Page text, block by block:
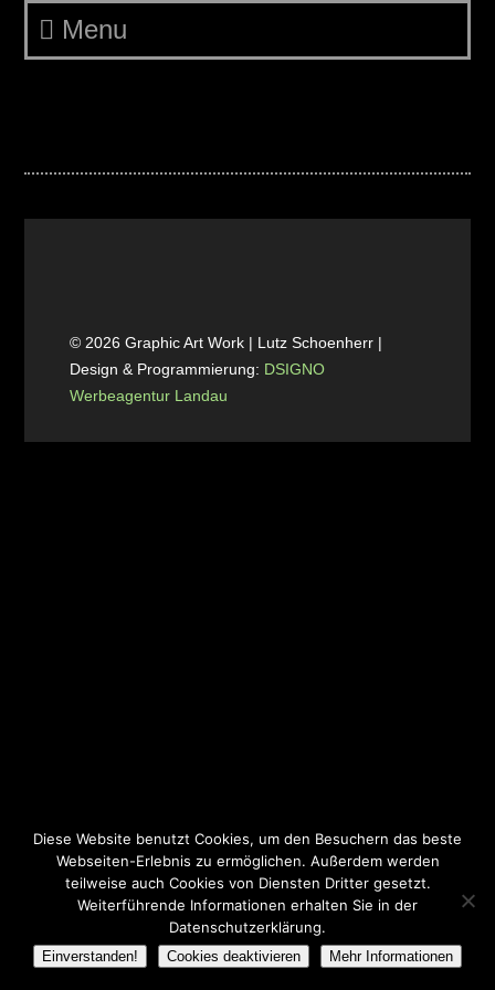
Menu
© 2026 Graphic Art Work | Lutz Schoenherr |
Design & Programmierung: DSIGNO
Werbeagentur Landau
Diese Website benutzt Cookies, um den Besuchern das beste
Webseiten-Erlebnis zu ermöglichen. Außerdem werden
teilweise auch Cookies von Diensten Dritter gesetzt.
Weiterführende Informationen erhalten Sie in der
Datenschutzerklärung.
Einverstanden! Cookies deaktivieren Mehr Informationen